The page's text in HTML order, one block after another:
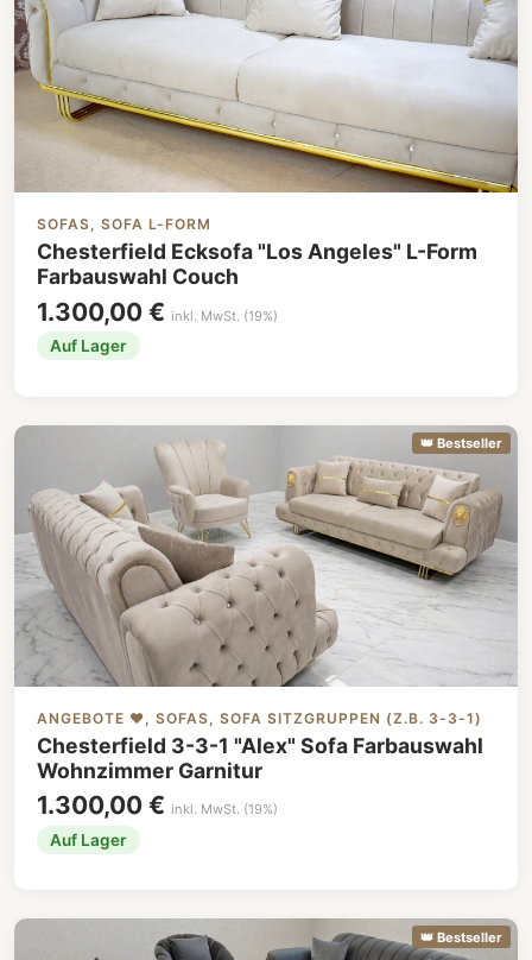
SOFAS, SOFA L-FORM
Chesterfield Ecksofa "Los Angeles" L-Form
Farbauswahl Couch
1.300,00 € inkl. MwSt. (19%)
Auf Lager
👑 Bestseller
ANGEBOTE ❤️, SOFAS, SOFA SITZGRUPPEN (Z.B. 3-3-1)
Chesterfield 3-3-1 "Alex" Sofa Farbauswahl
Wohnzimmer Garnitur
1.300,00 € inkl. MwSt. (19%)
Auf Lager
👑 Bestseller